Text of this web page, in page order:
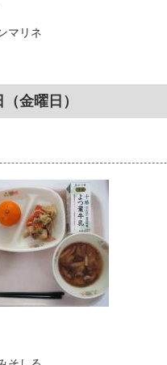
マリネ
金曜日）